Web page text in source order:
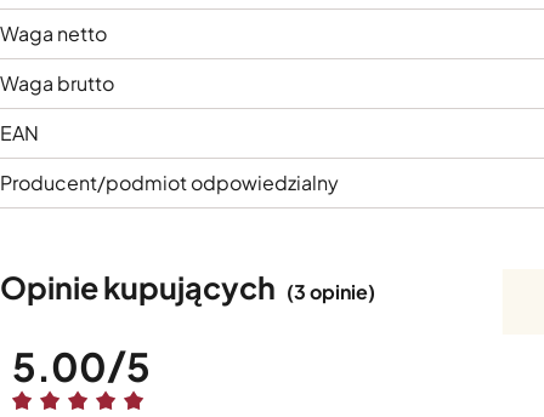
Waga netto
Waga brutto
EAN
Producent/podmiot odpowiedzialny
Opinie kupujących (3 opinie)
5.00